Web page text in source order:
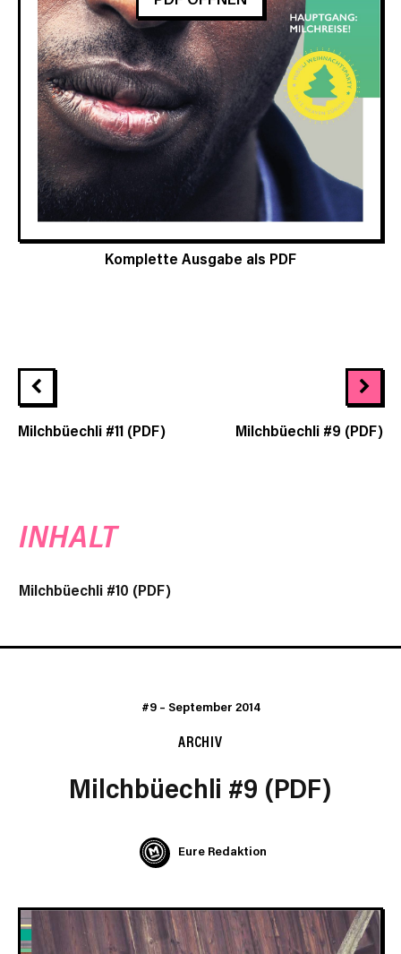
Komplette Ausgabe als PDF
Milchbüechli #11 (PDF) Milchbüechli #9 (PDF)
INHALT
Milchbüechli #10 (PDF)
#9– September 2014
ARCHIV
Milchbüechli #9 (PDF)
Eure Redaktion